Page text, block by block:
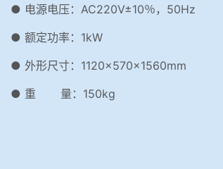
● 电源电压：AC220V±10％，50Hz
● 额定功率：1kW
● 外形尺寸：1120×570×1560mm
● 重 量：150kg